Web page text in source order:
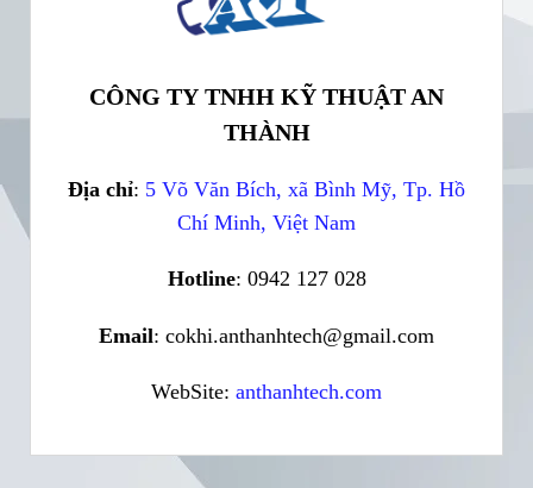
CÔNG TY TNHH KỸ THUẬT AN
THÀNH
Địa chỉ: 5 Võ Văn Bích, xã Bình Mỹ, Tp. Hồ
Chí Minh, Việt Nam
Hotline: 0942 127 028
Email: cokhi.anthanhtech@gmail.com
WebSite: anthanhtech.com